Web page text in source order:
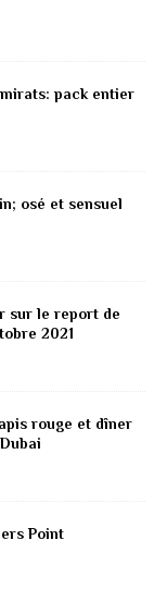
pack entier
osé et sensuel
sur le report de
2021
rouge et dîner
Point